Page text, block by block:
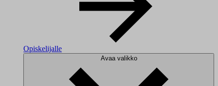
Opiskelijalle
Avaa valikko